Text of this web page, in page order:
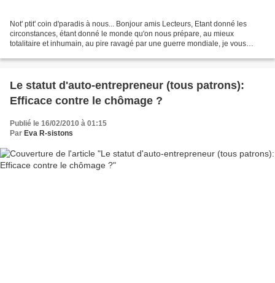
Not' ptit' coin d'paradis à nous... Bonjour amis Lecteurs, Etant donné les
circonstances, étant donné le monde qu'on nous prépare, au mieux
totalitaire et inhumain, au pire ravagé par une guerre mondiale, je vous
Le statut d'auto-entrepreneur (tous patrons):
Efficace contre le chômage ?
Publié le 16/02/2010 à 01:15
Par Eva R-sistons